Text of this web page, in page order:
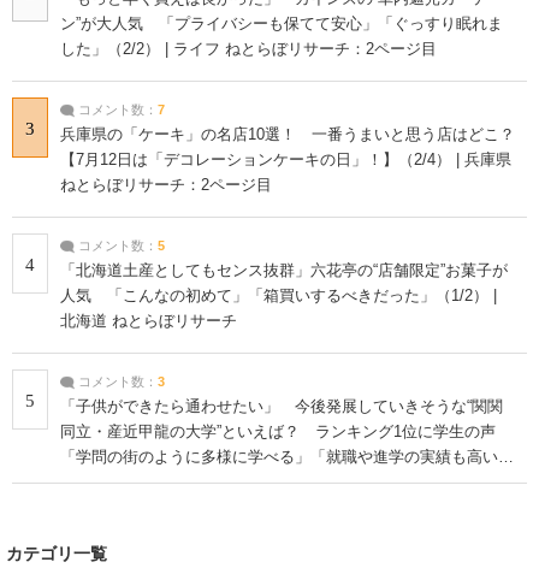
ン”が大人気 「プライバシーも保てて安心」「ぐっすり眠れま
した」（2/2） | ライフ ねとらぼリサーチ：2ページ目
3
コメント数： 7
兵庫県の「ケーキ」の名店10選！ 一番うまいと思う店はどこ？
【7月12日は「デコレーションケーキの日」！】（2/4） | 兵庫県
ねとらぼリサーチ：2ページ目
4
コメント数： 5
「北海道土産としてもセンス抜群」六花亭の“店舗限定”お菓子が
人気 「こんなの初めて」「箱買いするべきだった」（1/2） |
北海道 ねとらぼリサーチ
5
コメント数： 3
「子供ができたら通わせたい」 今後発展していきそうな“関関
同立・産近甲龍の大学”といえば？ ランキング1位に学生の声
「学問の街のように多様に学べる」「就職や進学の実績も高い」
| 大学 ねとらぼリサーチ
カテゴリ一覧